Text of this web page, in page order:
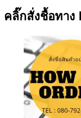
คลิ๊กสั่งชื้อทาง